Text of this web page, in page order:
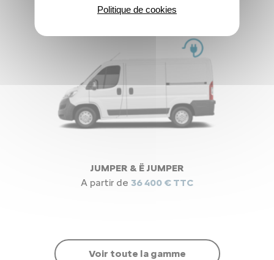
A partir de 15 990 € TTC
JUMPER & Ë JUMPER
A partir de 36 400 € TTC
Voir toute la gamme
Politique de cookies